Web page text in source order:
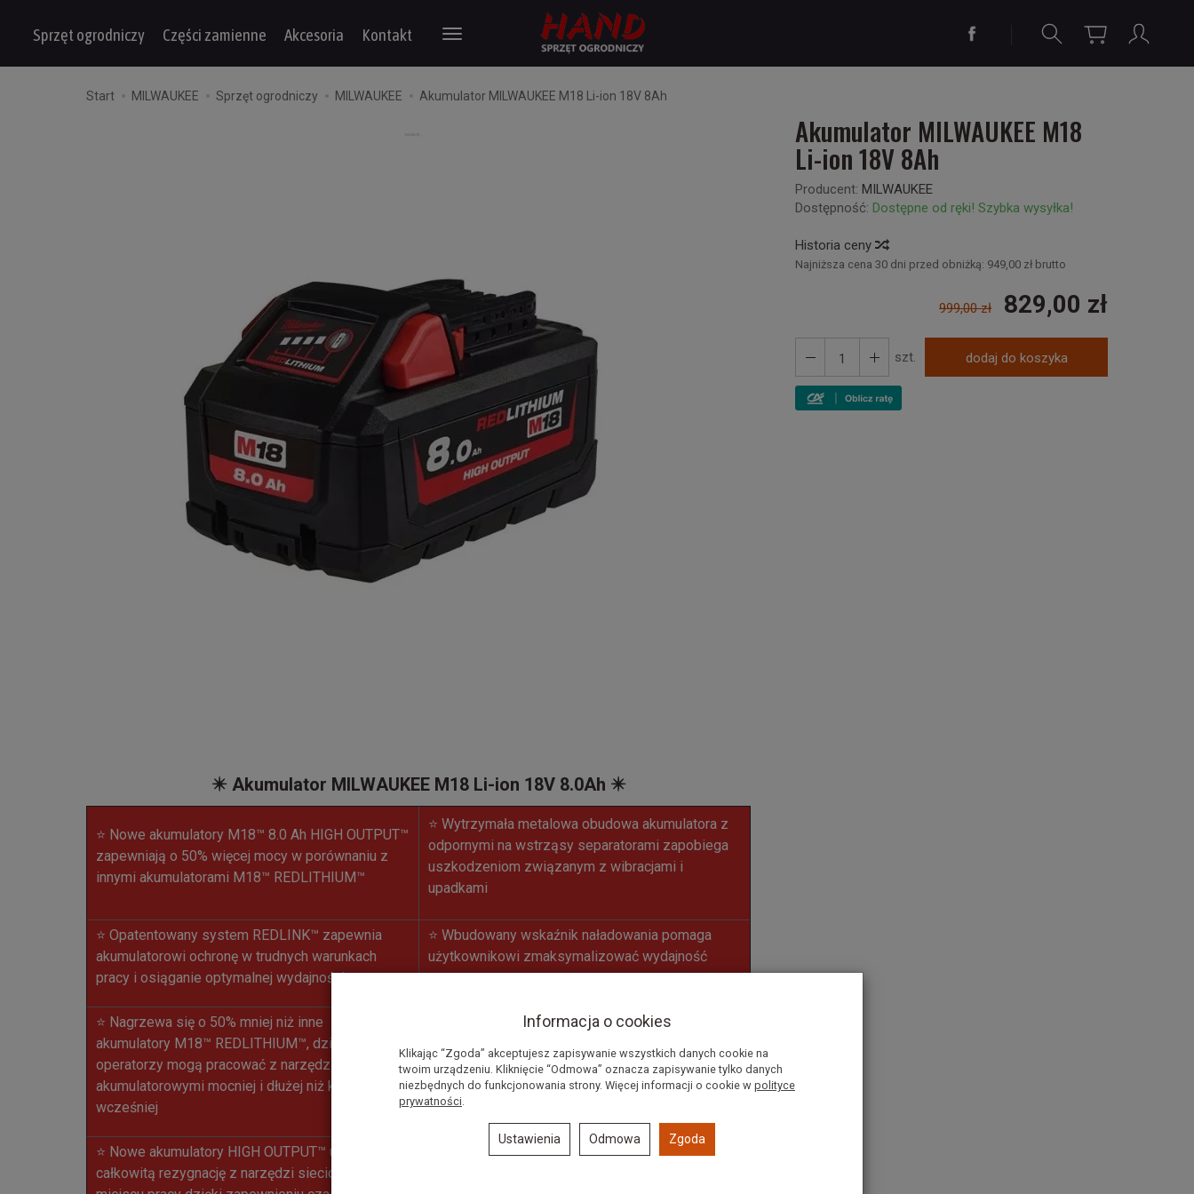
Sprzęt ogrodniczy Części zamienne Akcesoria Kontakt
Start MILWAUKEE Sprzęt ogrodniczy MILWAUKEE Akumulator MILWAUKEE M18 Li-ion 18V 8Ah
Akumulator MILWAUKEE M18
Li-ion 18V 8Ah
Producent: MILWAUKEE
Dostępność: Dostępne od ręki! Szybka wysyłka!
Historia ceny
Najniższa cena 30 dni przed obniżką: 949,00 zł brutto
999,00 zł 829,00 zł
szt. dodaj do koszyka
✴️ Akumulator MILWAUKEE M18 Li-ion 18V 8.0Ah ✴️
⭐ Nowe akumulatory M18™ 8.0 Ah HIGH OUTPUT™
zapewniają o 50% więcej mocy w porównaniu z
innymi akumulatorami M18™ REDLITHIUM™
⭐ Wytrzymała metalowa obudowa akumulatora z
odpornymi na wstrząsy separatorami zapobiega
uszkodzeniom związanym z wibracjami i
upadkami
⭐ Opatentowany system REDLINK™ zapewnia
akumulatorowi ochronę w trudnych warunkach
pracy i osiąganie optymalnej wydajności
⭐ Wbudowany wskaźnik naładowania pomaga
użytkownikowi zmaksymalizować wydajność
pracy
⭐ Nagrzewa się o 50% mniej niż inne
akumulatory M18™ REDLITHIUM™, dzięki czemu
operatorzy mogą pracować z narzędziami
akumulatorowymi mocniej i dłużej niż kiedykolwiek
wcześniej
optymalne ładowanie i rozładowywanie w celu
osiągnięcia maksymalnej żywotności
⭐ Nowe akumulatory HIGH OUTPUT™ umożliwiają
całkowitą rezygnację z narzędzi sieciowych w
Informacja o cookies
Klikając “Zgoda” akceptujesz zapisywanie wszystkich danych cookie na
twoim urządzeniu. Kliknięcie “Odmowa” oznacza zapisywanie tylko danych
niezbędnych do funkcjonowania strony. Więcej informacji o cookie w polityce
prywatności.
Ustawienia Odmowa Zgoda